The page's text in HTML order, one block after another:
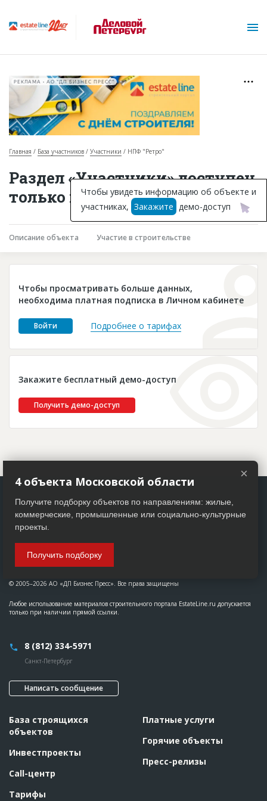
Горячие объекты
База строящихся объектов
Инвестпроекты
Глоссарий
Платные услуги
Пресс-релизы
РЕКЛАМА • АО "ДП БИЗНЕС ПРЕСС"
Главная База участников Участники НПФ "Ретро"
Раздел «Участники» доступен
только подписчикам
Описание объекта Участие в строительстве
Чтобы просматривать больше данных,
необходима платная подписка в Личном кабинете
Войти Подробнее о тарифах
Закажите бесплатный демо-доступ
Получить демо-доступ
Чтобы увидеть информацию об объекте и
участниках, Закажите демо-доступ
© 2005–2026 АО «ДП Бизнес Пресс». Все права защищены
Любое использование материалов строительного портала EstateLine.ru допускается
только при наличии прямой ссылки.
8 (812) 334-5971
Санкт-Петербург
Написать сообщение
База строящихся
объектов
Инвестпроекты
Call-центр
Тарифы
Платные услуги
Горячие объекты
Пресс-релизы
×
4 объекта Московской области
Получите подборку объектов по направлениям: жилые,
коммерческие, промышленные или социально-культурные
проекты.
Получить подборку